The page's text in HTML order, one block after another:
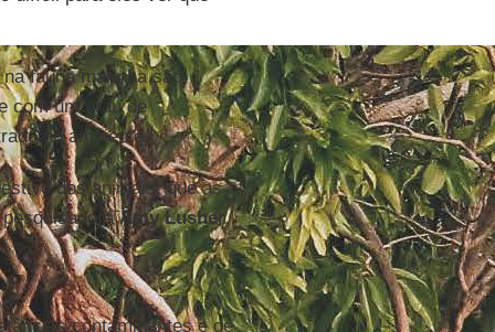
fauna marinha são
com um grau de
no ambiente.
dos animais, que as
pesquisadoraAmy Lusher.
contaminantes e de